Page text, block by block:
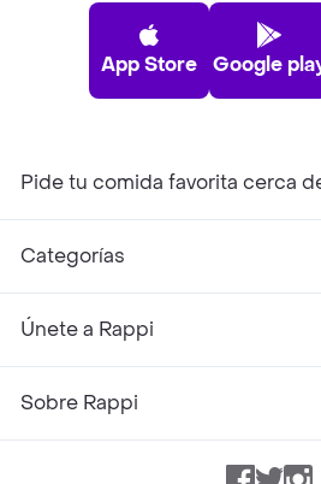
App Store Google
Pide tu comida favorita cerca
Categorías
Únete a Rappi
Sobre Rappi
Facebook
Twitter